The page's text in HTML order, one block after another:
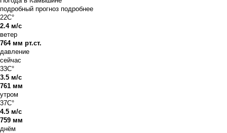
подробный прогноз подробнее
22C°
2.4 м/с
ветер
764 мм рт.ст.
давление
сейчас
33C°
3.5 м/с
761 мм
утром
37C°
4.5 м/с
759 мм
днём